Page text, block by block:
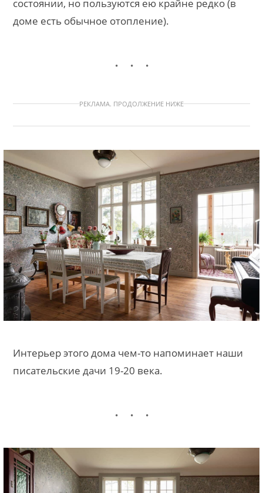
состоянии, но пользуются ею крайне редко (в
доме есть обычное отопление).
РЕКЛАМА. ПРОДОЛЖЕНИЕ НИЖЕ
Интерьер этого дома чем-то напоминает наши
писательские дачи 19-20 века.